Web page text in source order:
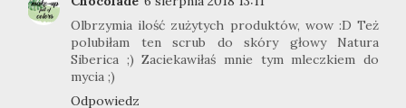
Olbrzymia ilość zużytych produktów, wow :D Też
polubiłam ten scrub do skóry głowy Natura
Siberica ;) Zaciekawiłaś mnie tym mleczkiem do
mycia ;)
Odpowiedz